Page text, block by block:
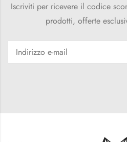
Iscriviti per ricevere il codice
prodotti, offerte